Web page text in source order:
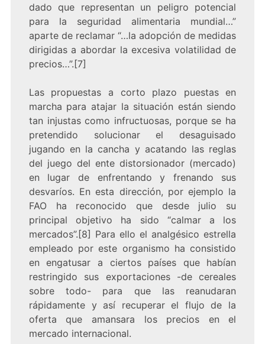
dado que representan un peligro potencial
para la seguridad alimentaria mundial…”
aparte de reclamar “…la adopción de medidas
dirigidas a abordar la excesiva volatilidad de
precios…”.[7]
Las propuestas a corto plazo puestas en
marcha para atajar la situación están siendo
tan injustas como infructuosas, porque se ha
pretendido solucionar el desaguisado
jugando en la cancha y acatando las reglas
del juego del ente distorsionador (mercado)
en lugar de enfrentando y frenando sus
desvaríos. En esta dirección, por ejemplo la
FAO ha reconocido que desde julio su
principal objetivo ha sido “calmar a los
mercados”.[8] Para ello el analgésico estrella
empleado por este organismo ha consistido
en engatusar a ciertos países que habían
restringido sus exportaciones -de cereales
sobre todo- para que las reanudaran
rápidamente y así recuperar el flujo de la
oferta que amansara los precios en el
mercado internacional.